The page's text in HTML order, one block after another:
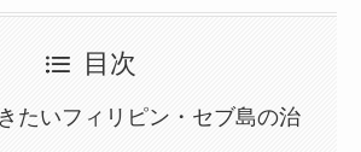
目次
たいフィリピン・セブ島の治